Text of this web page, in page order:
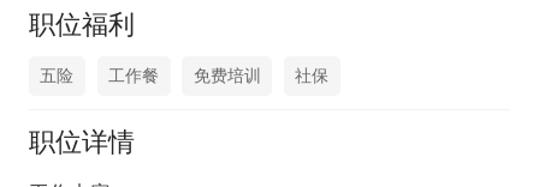
职位福利
五险 工作餐 免费培训 社保
职位详情